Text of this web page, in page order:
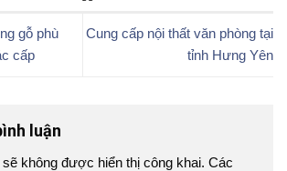
gỗ phù
cấp
Cung cấp nội thất văn phòng tại
tỉnh Hưng Yên
luận
không được hiển thị công khai. Các